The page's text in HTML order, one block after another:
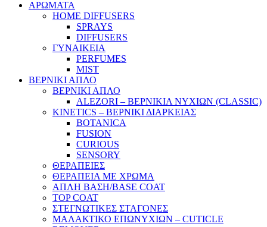
ΑΡΩΜΑΤΑ
HOME DIFFUSERS
SPRAYS
DIFFUSERS
ΓΥΝΑΙΚΕΙΑ
PERFUMES
MIST
ΒΕΡΝΙΚΙ ΑΠΛΟ
ΒΕΡΝΙΚΙ ΑΠΛΟ
ALEZORI – ΒΕΡΝΙΚΙΑ ΝΥΧΙΩΝ (CLASSIC)
KINETICS – ΒΕΡΝΙΚΙ ΔΙΑΡΚΕΙΑΣ
BOTANICA
FUSION
CURIOUS
SENSORY
ΘΕΡΑΠΕΙΕΣ
ΘΕΡΑΠΕΙΑ ΜΕ ΧΡΩΜΑ
ΑΠΛΗ ΒΑΣΗ/BASE COAT
TOP COAT
ΣΤΕΓΝΩΤΙΚΕΣ ΣΤΑΓΟΝΕΣ
ΜΑΛΑΚΤΙΚΟ ΕΠΩΝΥΧΙΩΝ – CUTICLE